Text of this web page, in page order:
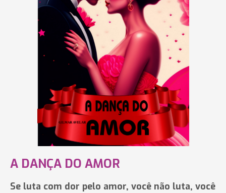
A DANÇA DO AMOR
Se luta com dor pelo amor, você não luta, você